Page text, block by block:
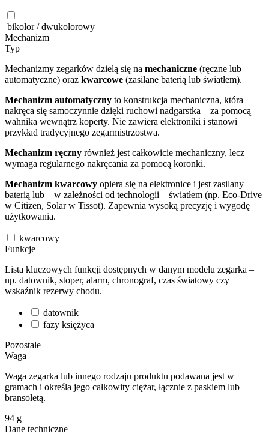
bikolor / dwukolorowy
Mechanizm
Typ
Mechanizmy zegarków dzielą się na mechaniczne (ręczne lub
automatyczne) oraz kwarcowe (zasilane baterią lub światłem).
Mechanizm automatyczny to konstrukcja mechaniczna, która
nakręca się samoczynnie dzięki ruchowi nadgarstka – za pomocą
wahnika wewnątrz koperty. Nie zawiera elektroniki i stanowi
przykład tradycyjnego zegarmistrzostwa.
Mechanizm ręczny również jest całkowicie mechaniczny, lecz
wymaga regularnego nakręcania za pomocą koronki.
Mechanizm kwarcowy opiera się na elektronice i jest zasilany
baterią lub – w zależności od technologii – światłem (np. Eco-Drive
w Citizen, Solar w Tissot). Zapewnia wysoką precyzję i wygodę
użytkowania.
kwarcowy
Funkcje
Lista kluczowych funkcji dostępnych w danym modelu zegarka –
np. datownik, stoper, alarm, chronograf, czas światowy czy
wskaźnik rezerwy chodu.
datownik
fazy księżyca
Pozostałe
Waga
Waga zegarka lub innego rodzaju produktu podawana jest w
gramach i określa jego całkowity ciężar, łącznie z paskiem lub
bransoletą.
94 g
Dane techniczne